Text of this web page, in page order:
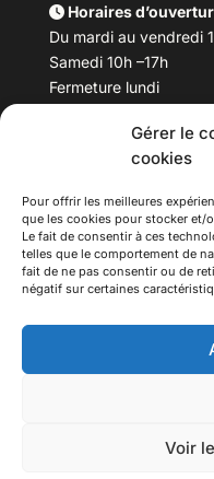
Gérer le
cookies
Pour offrir les meilleures
que les cookies pour stocker et/
Le fait de consentir à ces
telles que le comportement de
fait de ne pas consentir ou de
négatif sur certaines
Voir
Horaires
Du mardi au vendredi
Samedi 10h –17h
Fermeture lundi
Téléphone : 04 78
Tous droits réservés.